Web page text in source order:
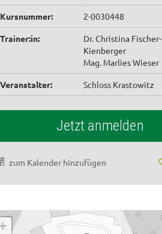
Kursnummer: 2-0030448
Trainer:in:
Dr. Christina Fischer-
Kienberger
Mag. Marlies Wieser
Veranstalter: Schloss Krastowitz
Jetzt anmelden
zum Kalender hinzufügen
+